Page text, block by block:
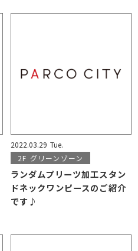
2022.03.29 Tue.
2F グリーンゾーン
ランダムプリーツ加工スタン
ドネックワンピースのご紹介
です♪